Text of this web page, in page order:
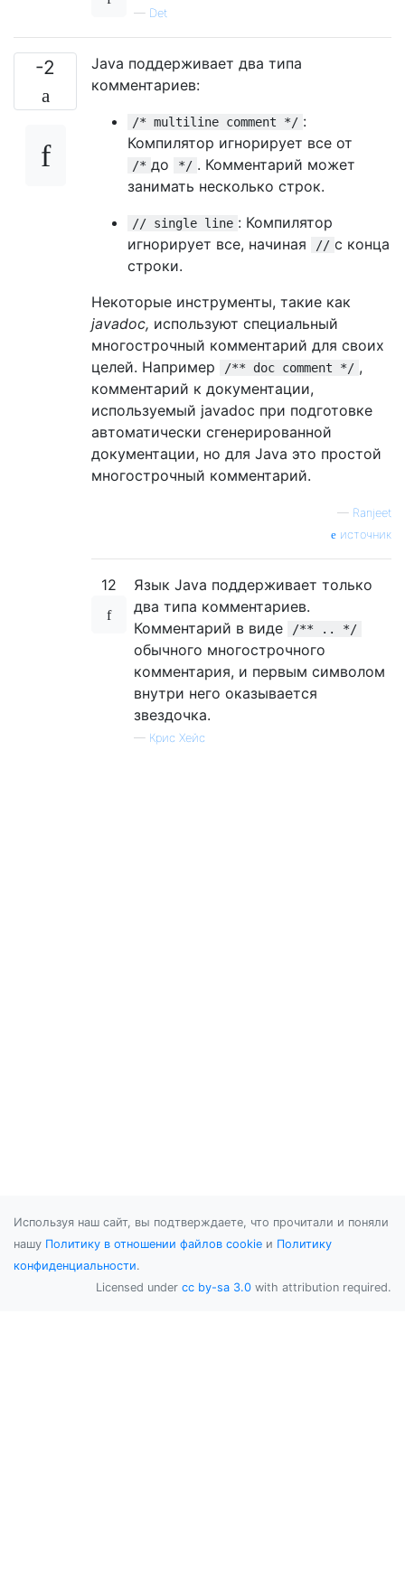
— Det
-2
Java поддерживает два типа
комментариев:
/* multiline comment */ :
Компилятор игнорирует все от
/* до */ . Комментарий может
занимать несколько строк.
// single line : Компилятор
игнорирует все, начиная
// с конца
строки.
Некоторые инструменты, такие как
javadoc, используют специальный
многострочный комментарий для своих
целей. Например
/** doc comment */ ,
комментарий к документации,
используемый javadoc при подготовке
автоматически сгенерированной
документации, но для Java это простой
многострочный комментарий.
— Ranjeet
источник
12
Язык Java поддерживает только
два типа комментариев.
Комментарий в виде
/** .. */
обычного многострочного
комментария, и первым символом
внутри него оказывается
звездочка.
— Крис Хейс
Используя наш сайт, вы подтверждаете, что прочитали и поняли
нашу Политику в отношении файлов cookie и Политику
конфиденциальности.
Licensed under cc by-sa 3.0 with attribution required.